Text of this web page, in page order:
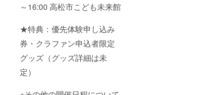
～16:00 高松市こども未来館
★特典：優先体験申し込み
券・クラファン申込者限定
グッズ（グッズ詳細は未
定）